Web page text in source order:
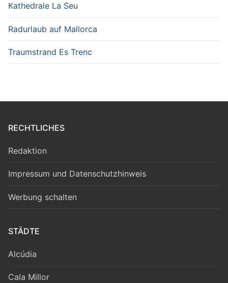
Kathedrale La Seu
Radurlaub auf Mallorca
Traumstrand Es Trenc
RECHTLICHES
Redaktion
Impressum und Datenschutzhinweis
Werbung schalten
STÄDTE
Alcúdia
Cala Millor